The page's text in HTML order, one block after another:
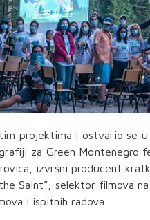
projektima i ostvario se
za Green Montenegro
izvršni producent
Saint”, selektor filmova
i ispitnih radova.